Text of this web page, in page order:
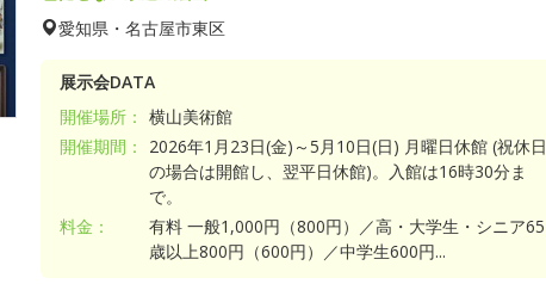
愛知県・名古屋市東区
展示会DATA
開催場所： 横山美術館
開催期間：
2026年1月23日(金)～5月10日(日) 月曜日休館 (祝休日
の場合は開館し、翌平日休館)。入館は16時30分ま
で。
料金：
有料 一般1,000円（800円）／高・大学生・シニア65
歳以上800円（600円）／中学生600円...